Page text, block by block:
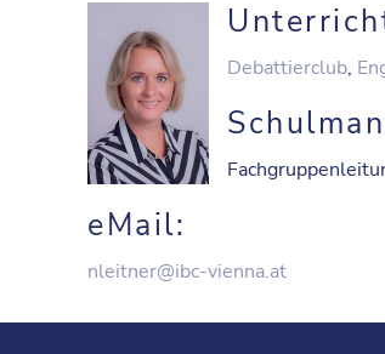
Debattierclub,
eMail:
nleitner@ibc-vienna.at